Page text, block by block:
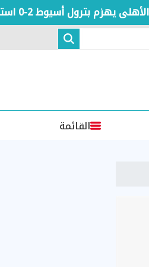
2-0 استعدادا للموسم الجديد
القائمة